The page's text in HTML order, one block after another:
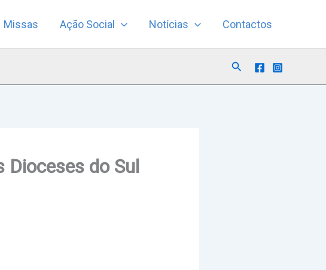
Missas Ação Social Notícias Contactos
Search
Dioceses do Sul